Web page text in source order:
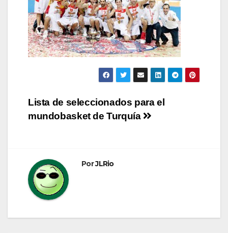
Navegación
Lista de seleccionados para el
mundobasket de Turquía
PorJLRio